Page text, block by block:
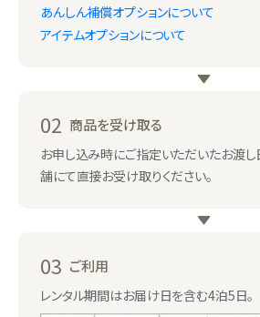
あんしん補償オプションについて
アイテムオプションについて
02 商品を受け取る
お申し込み時にご指定いただいたお渡し
舗にて直接お受け取りください。
03 ご利用
レンタル期間はお届け日を含む4泊5日。